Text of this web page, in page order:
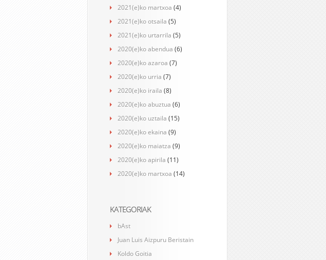
2021(e)ko martxoa (4)
2021(e)ko otsaila (5)
2021(e)ko urtarrila (5)
2020(e)ko abendua (6)
2020(e)ko azaroa (7)
2020(e)ko urria (7)
2020(e)ko iraila (8)
2020(e)ko abuztua (6)
2020(e)ko uztaila (15)
2020(e)ko ekaina (9)
2020(e)ko maiatza (9)
2020(e)ko apirila (11)
2020(e)ko martxoa (14)
KATEGORIAK
bAst
Juan Luis Aizpuru Beristain
Koldo Goitia